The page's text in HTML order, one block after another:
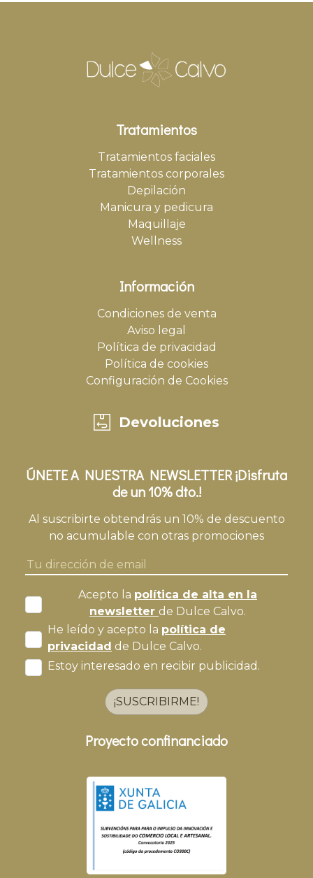
Tratamientos
Tratamientos faciales
Tratamientos corporales
Depilación
Manicura y pedicura
Maquillaje
Wellness
Información
Condiciones de venta
Aviso legal
Política de privacidad
Política de cookies
Configuración de Cookies
Devoluciones
ÚNETE A NUESTRA NEWSLETTER ¡Disfruta
de un 10% dto.!
Al suscribirte obtendrás un 10% de descuento
no acumulable con otras promociones
Acepto la política de alta en la
newsletter de Dulce Calvo.
He leído y acepto la política de
privacidad de Dulce Calvo.
Estoy interesado en recibir publicidad.
¡SUSCRIBIRME!
Proyecto confinanciado